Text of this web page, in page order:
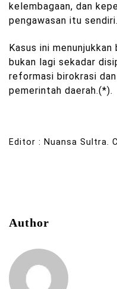
kelembagaan, dan
pengawasan itu sendiri.
Kasus ini
bukan lagi sekadar
reformasi birokrasi
pemerintah daerah.(*).
Editor : Nuansa Sultra.
Author